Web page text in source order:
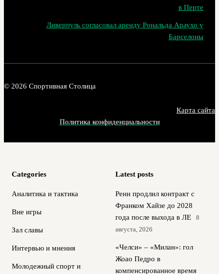
в Перте
Ливерпуль согласовал аренду Рональда Араухо у
Барселоны
© 2026 Спортивная Столица
Карта сайта
Политика конфиденциальности
Categories
Аналитика и тактика
Вне игры
Зал славы
Интервью и мнения
Молодежный спорт и
Latest posts
Ренн продлил контракт с
Франком Хайзе до 2028
года после выхода в ЛЕ
8
августа, 2026
«Челси» – «Милан»: гол
Жоао Педро в
компенсированное время